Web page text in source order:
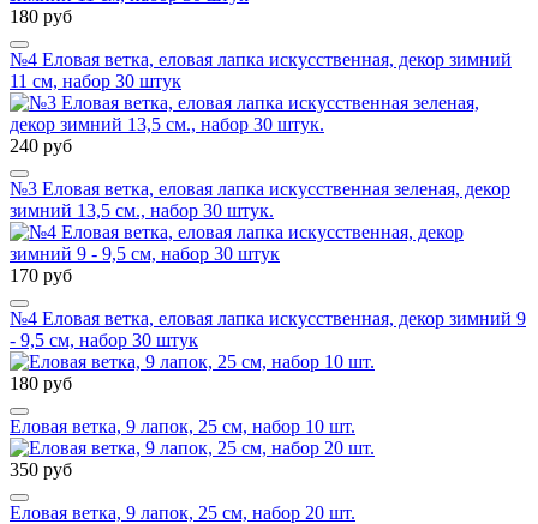
180 руб
№4 Еловая ветка, еловая лапка искусственная, декор зимний
11 см, набор 30 штук
240 руб
№3 Еловая ветка, еловая лапка искусственная зеленая, декор
зимний 13,5 см., набор 30 штук.
170 руб
№4 Еловая ветка, еловая лапка искусственная, декор зимний 9
- 9,5 см, набор 30 штук
180 руб
Еловая ветка, 9 лапок, 25 см, набор 10 шт.
350 руб
Еловая ветка, 9 лапок, 25 см, набор 20 шт.